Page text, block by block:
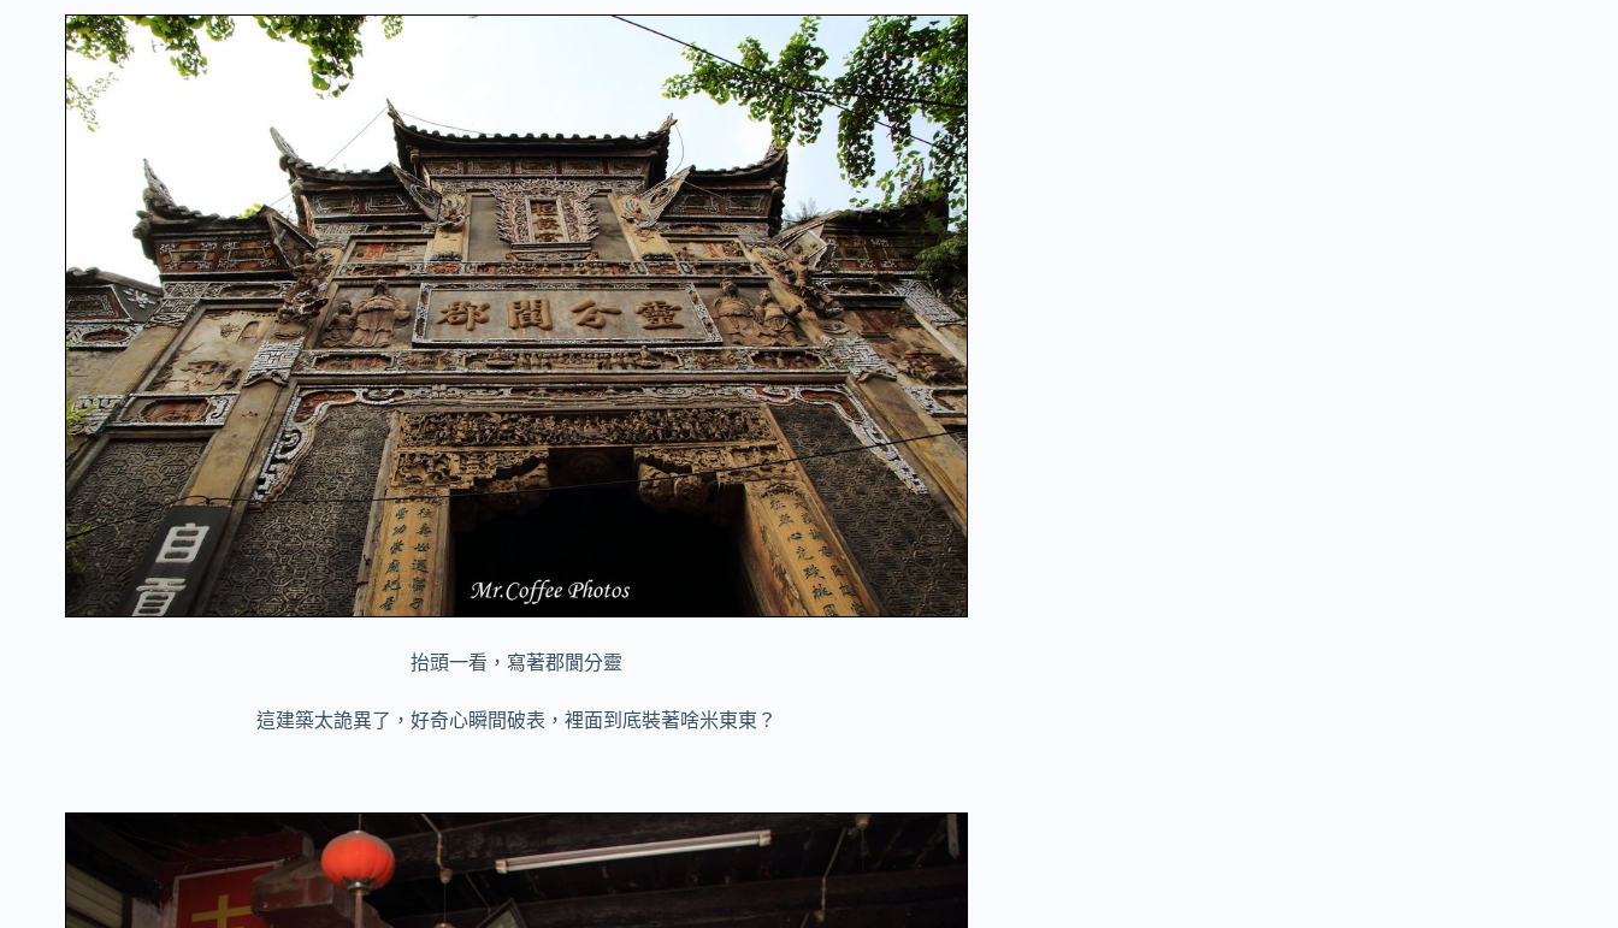
抬頭一看，寫著郡閬分靈
這建築太詭異了，好奇心瞬間破表，裡面到底裝著啥米東東？